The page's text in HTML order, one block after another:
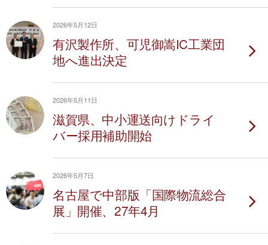
2026年5月12日
有沢製作所、可児御嵩IC工業団
地へ進出決定
2026年5月11日
滋賀県、中小運送向けドライ
バー採用補助開始
2026年5月7日
名古屋で中部版「国際物流総合
展」開催、27年4月